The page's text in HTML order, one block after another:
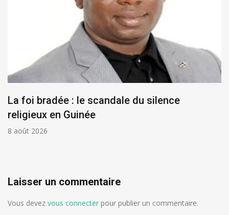
La foi bradée : le scandale du silence
religieux en Guinée
8 août 2026
Laisser un commentaire
Vous devez vous connecter pour publier un commentaire.